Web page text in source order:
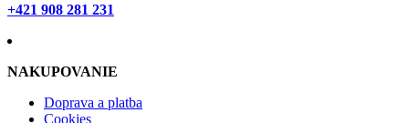
+421 908 281 231
NAKUPOVANIE
Doprava a platba
Cookies